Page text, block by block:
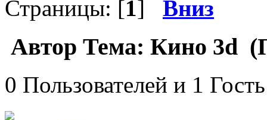
Страницы: [1] Вниз
Автор Тема: Кино 3d
0 Пользователей и 1